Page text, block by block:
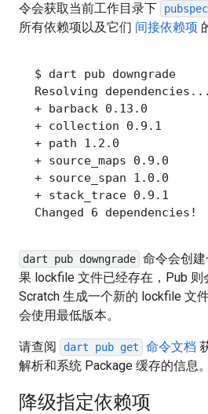
令会获取当前工作目录下
所有依赖项以及它们 间接依赖项
$
Resolving
+ barback 0.13.0
+ collection 0.9.1
+ path 1.2.0
+ source_maps 0.9.0
+ source_span 1.0.0
+ stack_trace 0.9.1
dart pub downgrade 命令会创
果 lockfile 文件已经存在，Pub 则
Scratch 生成一个新的 lockfile 文
会使用最低版本。
请查阅 dart pub get 命令文档
解析和系统 Package 缓存的信息。
降级指定依赖项